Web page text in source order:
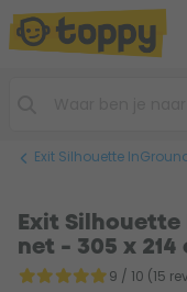
Exit Silhouette
Exit
net - 305 x 214
9 / 10 (15